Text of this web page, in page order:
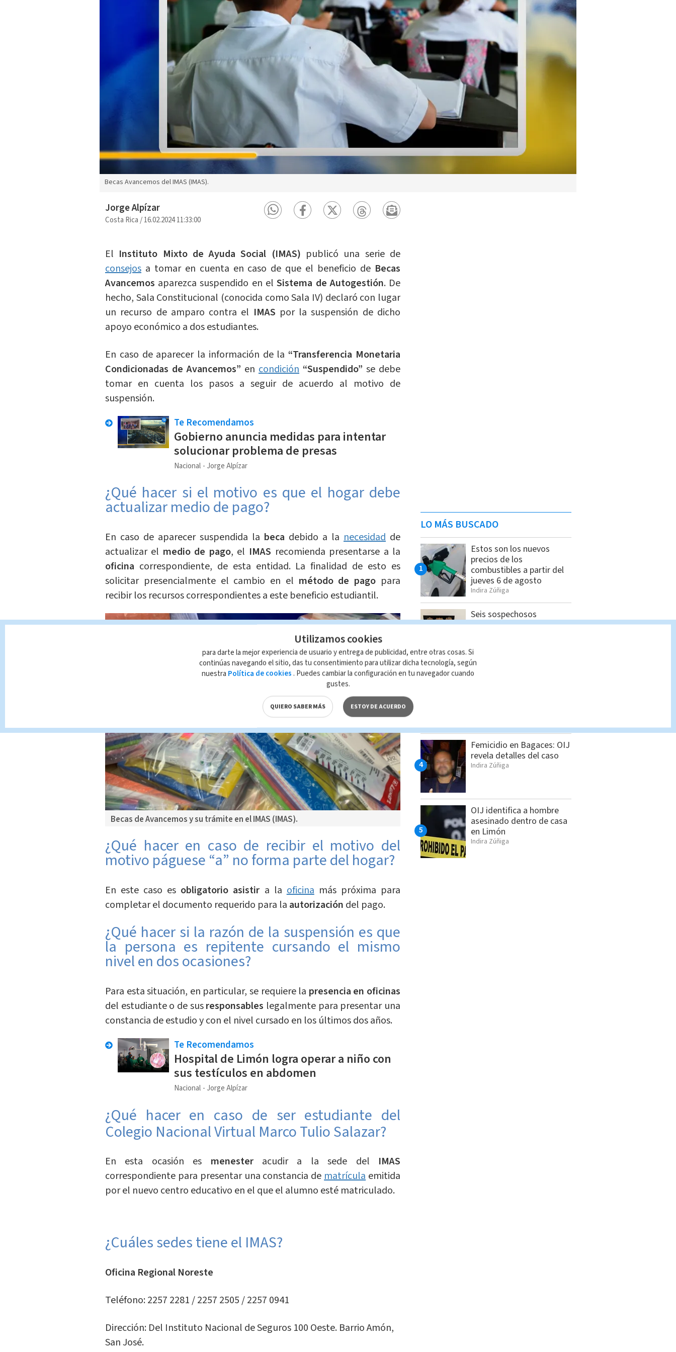
Becas Avancemos del IMAS (IMAS).
Jorge Alpízar
Costa Rica/16.02.2024 11:33:00
El Instituto Mixto de Ayuda Social (IMAS) publicó una serie de
consejosa tomar en cuenta en caso de que el beneficio de Becas
Avancemos aparezca suspendido en elSistema de Autogestión. De
hecho, Sala Constitucional (conocida como Sala IV) declaró con lugar
un recurso de amparo contra el IMAS por la suspensión de dicho
apoyo económico a dos estudiantes.
En caso de aparecer la información de la“Transferencia Monetaria
Condicionadas de Avancemos” en condición“Suspendido” se debe
tomar en cuenta los pasos a seguir de acuerdo al motivo de
suspensión.
Te Recomendamos
Gobierno anuncia medidas para intentar
solucionar problema de presas
Nacional Jorge Alpízar
¿Qué hacer si el motivo es que el hogar debe
actualizar medio de pago?
En caso de aparecer suspendida la beca debido a lanecesidad de
actualizar el medio de pago, el IMAS recomienda presentarse a la
oficina correspondiente, de esta entidad. La finalidad de esto es
solicitar presencialmente el cambio en el método de pago para
recibir los recursos correspondientes a este beneficio estudiantil.
Becas de Avancemos y su trámite en el IMAS (IMAS).
¿Qué hacer en caso de recibir el motivo del
motivo páguese “a” no forma parte del hogar?
En este caso es obligatorio asistir a laoficinamás próxima para
completar el documento requerido para la autorización del pago.
¿Qué hacer si la razón de la suspensión es que
la persona es repitente cursando el mismo
nivel en dos ocasiones?
Para esta situación, en particular, se requiere la presencia en oficinas
del estudiante o de susresponsables legalmente para presentar una
constancia de estudio y con el nivel cursado en los últimos dos años.
Te Recomendamos
Hospital de Limón logra operar a niño con
sus testículos en abdomen
Nacional Jorge Alpízar
¿Qué hacer en caso de ser estudiante del
Colegio Nacional Virtual Marco Tulio Salazar?
En esta ocasión es menesteracudir a la sede del IMAS
correspondiente para presentar una constancia dematrículaemitida
por el nuevo centro educativo en el que el alumno esté matriculado.
¿Cuáles sedes tiene el IMAS?
Oficina Regional Noreste
Teléfono: 2257 2281 / 2257 2505 / 2257 0941
Dirección: Del Instituto Nacional de Seguros 100 Oeste. Barrio Amón,
San José.
LO MÁS BUSCADO
Estos son los nuevos
precios de los
combustibles a partir del
jueves 6 de agosto
Indira Zúñiga
Seis sospechosos
vinculados con estructura
detenidos en Jacó
Indira Zúñiga
Dónde hay suspensión del
Femicidio en Bagaces: OIJ
revela detalles del caso
Indira Zúñiga
OIJ identifica a hombre
asesinado dentro de casa
en Limón
Indira Zúñiga
Utilizamos cookies
para darte la mejor experiencia de usuario y entrega de publicidad, entre otras cosas. Si
continúas navegando el sitio, das tu consentimiento para utilizar dicha tecnología, según
nuestra Política de cookies . Puedes cambiar la configuración en tu navegador cuando
gustes.
QUIERO SABER MÁS ESTOY DE ACUERDO